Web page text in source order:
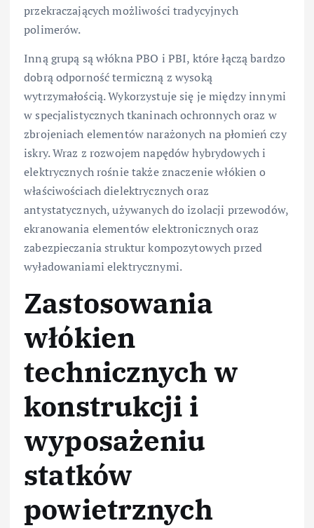
przekraczających możliwości tradycyjnych
polimerów.
Inną grupą są włókna PBO i PBI, które łączą bardzo
dobrą odporność termiczną z wysoką
wytrzymałością. Wykorzystuje się je między innymi
w specjalistycznych tkaninach ochronnych oraz w
zbrojeniach elementów narażonych na płomień czy
iskry. Wraz z rozwojem napędów hybrydowych i
elektrycznych rośnie także znaczenie włókien o
właściwościach dielektrycznych oraz
antystatycznych, używanych do izolacji przewodów,
ekranowania elementów elektronicznych oraz
zabezpieczania struktur kompozytowych przed
wyładowaniami elektrycznymi.
Zastosowania
włókien
technicznych w
konstrukcji i
wyposażeniu
statków
powietrznych